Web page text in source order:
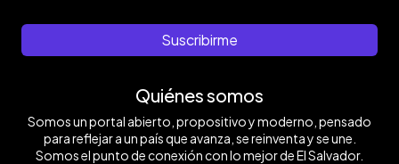
Suscribirme
Quiénes somos
Somos un portal abierto, propositivo y moderno, pensado
para reflejar a un país que avanza, se reinventa y se une.
Somos el punto de conexión con lo mejor de El Salvador.